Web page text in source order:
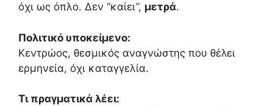
όχι ως όπλο. Δεν “καίει”, μετρά.
Πολιτικό υποκείμενο:
Κεντρώος, θεσμικός αναγνώστης που θέλει
ερμηνεία, όχι καταγγελία.
Τι πραγματικά λέει: